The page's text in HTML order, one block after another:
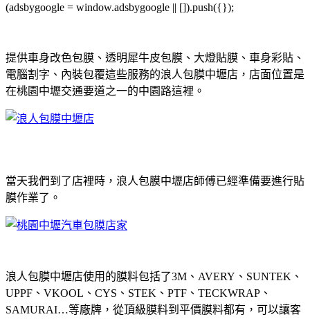
(adsbygoogle = window.adsbygoogle || []).push({});
提供車身改色包膜、透明犀牛皮包膜、大燈貼膜、車身彩貼、
電腦割字、內裝包覆這些服務的浪人包膜中壢店，店面位置是
在桃園中壢交通要道之一的中園路這裡。
當天我們到了店裡時，浪人包膜中壢店師傅已經準備要進行貼
膜作業了。
浪人包膜中壢店使用的膜料包括了3M、AVERY、SUNTEK、
UPPF、VKOOL、CYS、STEK、PTF、TECKWRAP、
SAMURAI…等廠牌，從頂級膜料到平價膜料都有，可以讓客